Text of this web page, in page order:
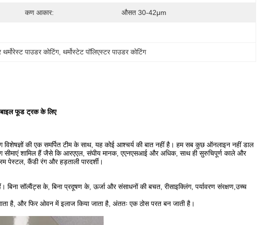
कण आकार: औसत 30-42μm
पाउडर कोटिंग, थर्मोस्टेट पॉलिएस्टर पाउडर कोटिंग
फूड ट्रक के लिए
की एक समर्पित टीम के साथ, यह कोई आश्चर्य की बात नहीं है। हम सब कुछ ऑनलाइन नहीं डाल
सीमाएं शामिल हैं जैसे कि आरएएल, संघीय मानक, एएनएसआई और अधिक, साथ ही सुरुचिपूर्ण काले और
कैंडी रंग और हड़ताली पारदर्शी।
सॉल्वैंट्स के, बिना प्रदूषण के, ऊर्जा और संसाधनों की बचत, रीसाइक्लिंग, पर्यावरण संरक्षण,उच्च
है, और फिर ओवन में इलाज किया जाता है, अंततः एक ठोस परत बन जाती है।